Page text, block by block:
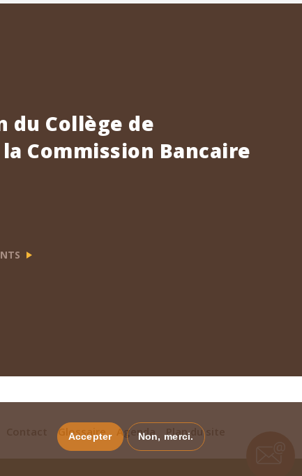
du Collège de
Commission Bancaire
Glossaire Agenda Plan du site
Accepter Non, merci.